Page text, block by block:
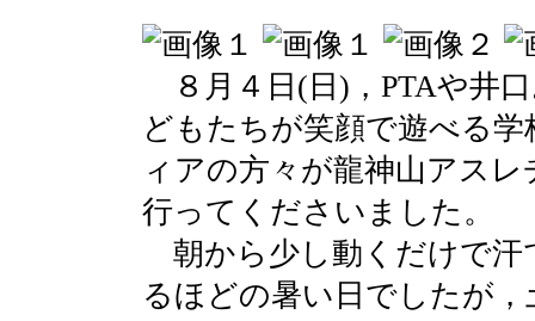
８月４日(日)，PTAや井
どもたちが笑顔で遊べる
ィアの方々が龍神山アス
行ってくださいました。
朝から少し動くだけで汗
るほどの暑い日でしたが